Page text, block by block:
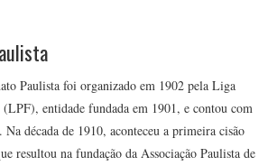
Paulista foi organizado em 1902 pela Liga
entidade fundada em 1901, e contou com
Na década de 1910, aconteceu a primeira cisão
resultou na fundação da Associação Paulista de